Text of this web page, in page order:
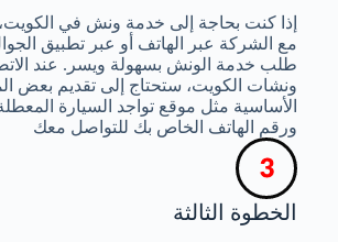
إذا كنت بحاجة إلى خدمة ونش في
مع الشركة عبر الهاتف أو عبر تطبيق
طلب خدمة الونش بسهولة ويسر. عند
ونشات الكويت، ستحتاج إلى تقديم بعض
الأساسية مثل موقع تواجد السيارة
ورقم الهاتف الخاص بك للتواصل معك
الخطوة الثالثة